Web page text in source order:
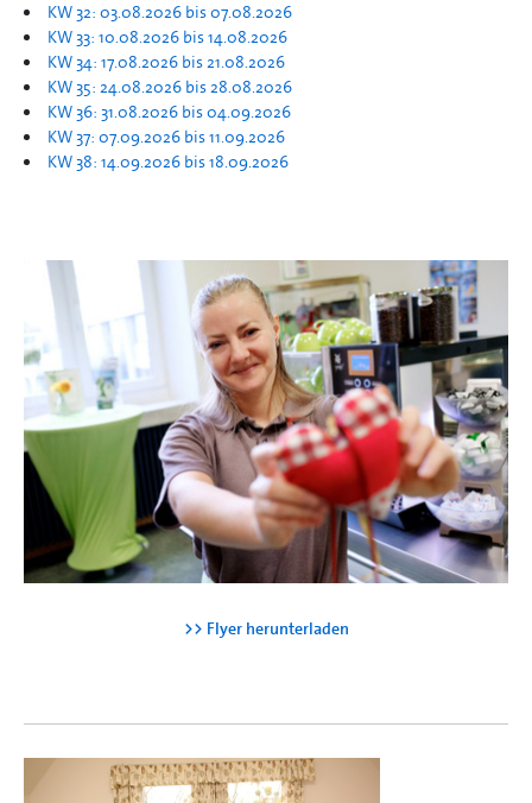
KW 32: 03.08.2026 bis 07.08.2026
KW 33: 10.08.2026 bis 14.08.2026
KW 34: 17.08.2026 bis 21.08.2026
KW 35: 24.08.2026 bis 28.08.2026
KW 36: 31.08.2026 bis 04.09.2026
KW 37: 07.09.2026 bis 11.09.2026
KW 38: 14.09.2026 bis 18.09.2026
>> Flyer herunterladen